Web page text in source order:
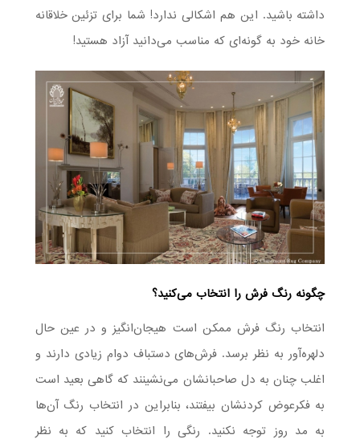
داشته باشید. این هم اشکالی ندارد! شما برای تزئین خلاقانه
خانه خود به گونه‌ای که مناسب می‌دانید آزاد هستید!
چگونه رنگ فرش را انتخاب می‌کنید؟
انتخاب رنگ فرش ممکن است هیجان‌انگیز و در عین حال
دلهره‌آور به نظر برسد. فرش‌های دستباف دوام زیادی دارند و
اغلب چنان به دل صاحبانشان می‌نشینند که گاهی بعید است
به فکرعوض کردنشان بیفتند، بنابراین در انتخاب رنگ آن‌ها
به مد روز توجه نکنید. رنگی را انتخاب کنید که به نظر